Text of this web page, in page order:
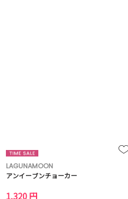
LAGUNAMOON
アンイーブンチョーカー
1,320 円